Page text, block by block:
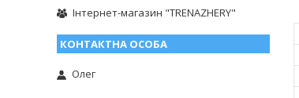
Інтернет-магазин "TRENAZHERY"
Олег